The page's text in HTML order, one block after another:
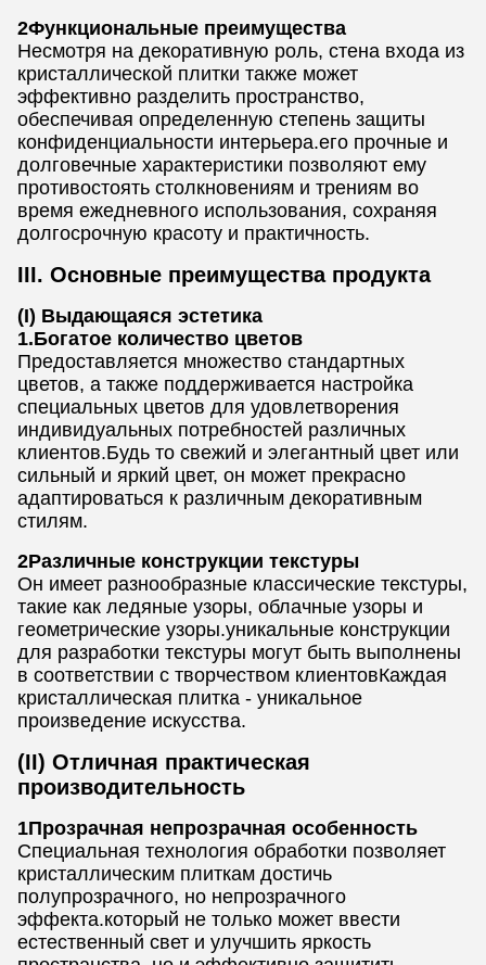
2Функциональные преимущества
Несмотря на декоративную роль, стена входа из
кристаллической плитки также может
эффективно разделить пространство,
обеспечивая определенную степень защиты
конфиденциальности интерьера.его прочные и
долговечные характеристики позволяют ему
противостоять столкновениям и трениям во
время ежедневного использования, сохраняя
долгосрочную красоту и практичность.
III. Основные преимущества продукта
(I) Выдающаяся эстетика
1.Богатое количество цветов
Предоставляется множество стандартных
цветов, а также поддерживается настройка
специальных цветов для удовлетворения
индивидуальных потребностей различных
клиентов.Будь то свежий и элегантный цвет или
сильный и яркий цвет, он может прекрасно
адаптироваться к различным декоративным
стилям.
2Различные конструкции текстуры
Он имеет разнообразные классические текстуры,
такие как ледяные узоры, облачные узоры и
геометрические узоры.уникальные конструкции
для разработки текстуры могут быть выполнены
в соответствии с творчеством клиентовКаждая
кристаллическая плитка - уникальное
произведение искусства.
(II) Отличная практическая
производительность
1Прозрачная непрозрачная особенность
Специальная технология обработки позволяет
кристаллическим плиткам достичь
полупрозрачного, но непрозрачного
эффекта.который не только может ввести
естественный свет и улучшить яркость